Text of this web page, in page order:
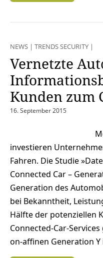
NEWS | TRENDS SECURITY |
Vernetzte
Kunden zum
16. September 2015
investieren
Fahren. Die Studie
Connected Car –
Generation des
bei Bekanntheit,
Hälfte der potenziellen
Connected-Car-
on-affinen Generation